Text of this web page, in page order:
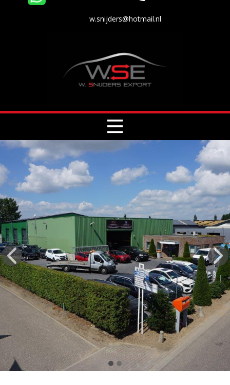
w.snijders@hotmail.nl